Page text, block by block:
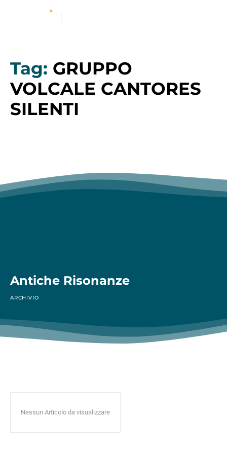
Tag: GRUPPO
VOLCALE CANTORES
SILENTI
Antiche Risonanze
ARCHIVIO
Nessun Articolo da visualizzare